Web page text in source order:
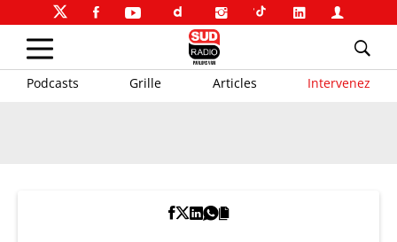
Podcasts Grille Articles Intervenez